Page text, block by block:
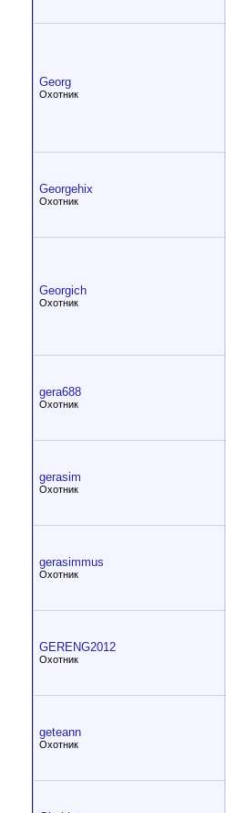
Georg
Охотник
Georgehix
Охотник
Georgich
Охотник
gera688
Охотник
gerasim
Охотник
gerasimmus
Охотник
GERENG2012
Охотник
geteann
Охотник